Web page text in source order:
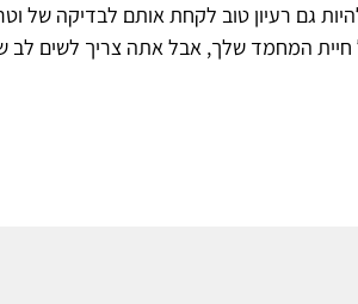
גם רעיון טוב לקחת אותם לבדיקה
המחמד שלך, אבל אתה צריך לשים לב